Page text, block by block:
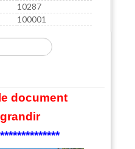
10287
100001
document